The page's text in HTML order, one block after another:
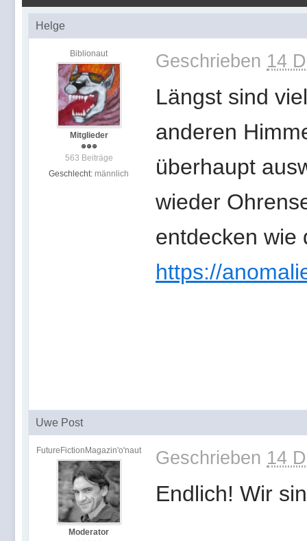
Helge
Biblionaut
Mitglieder
563 Beiträge
Geschlecht: männlich
Geschrieben 14
Längst sind
anderen
überhaupt
wieder
entdecken wie
https://
Uwe Post
FutureFictionMagazin'o'naut
Moderator
Geschrieben 14
Endlich! Wir